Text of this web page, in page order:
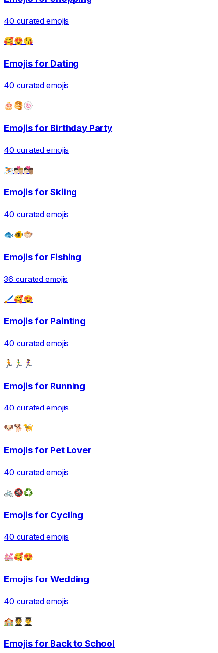
40 curated emojis
🥰😍😘
Emojis for Dating
40 curated emojis
🎂🥞🍥
Emojis for Birthday Party
40 curated emojis
⛷️🧑🏻‍❤️‍💋‍🧑🏼🧑🏻‍❤️‍💋‍🧑🏽
Emojis forSkiing
40 curated emojis
🐟🐠🐡
Emojis for Fishing
36 curated emojis
🖌️🥰😍
Emojis for Painting
40 curated emojis
🏃🏃‍♂️🏃‍♀️
Emojis for Running
40 curated emojis
🐶🐕🦮
Emojis for Pet Lover
40 curated emojis
🚲🚳♻️
Emojis for Cycling
40 curated emojis
💒🥰😍
Emojis forWedding
40 curated emojis
🏫🧑‍🎓👨‍🎓
Emojis for Back to School